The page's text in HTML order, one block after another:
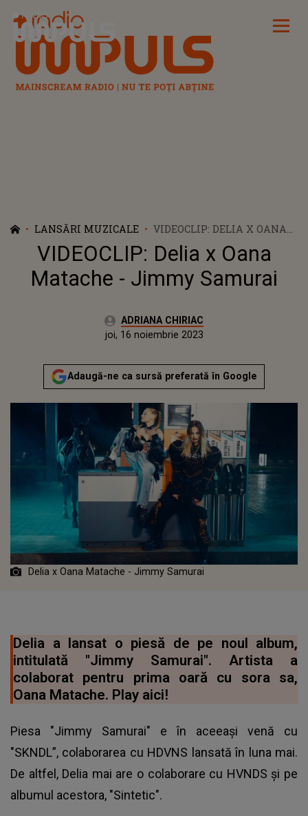
Radio Impuls
LANSĂRI MUZICALE
VIDEOCLIP: DELIA X OANA
MATACHE - JIMMY
SAMURAI
VIDEOCLIP: Delia x Oana
Matache - Jimmy Samurai
Autor:ADRIANA CHIRIAC
Publicat:
joi, 16 noiembrie 2023
Adaugă-ne ca sursă preferată în Google
Delia x Oana Matache - Jimmy Samurai
Delia a lansat o piesă de pe noul album,
intitulată "Jimmy Samurai". Artista a
colaborat pentru prima oară cu sora sa,
Oana Matache. Play aici!
Piesa "Jimmy Samurai" e în aceeaşi venă cu
"SKNDL”, colaborarea cu HDVNS lansată în luna mai.
De altfel, Delia mai are o colaborare cu HVNDS şi pe
albumul acestora, "Sintetic".